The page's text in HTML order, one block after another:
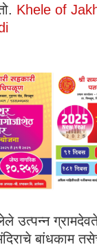
Khele of
उत्पन्न
बांधकाम